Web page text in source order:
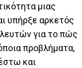
μιας
υπήρξε αρκετός
για το πώς
προβλήματα,
και